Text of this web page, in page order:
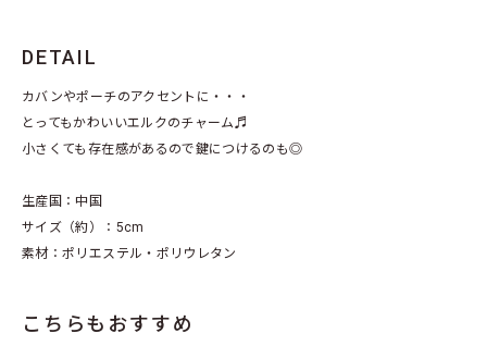
DETAIL
カバンやポーチのアクセントに・・・
とってもかわいいエルクのチャーム♬
小さくても存在感があるので鍵につけるのも◎
生産国：中国
サイズ（約）：5cm
素材：ポリエステル・ポリウレタン
こちらもおすすめ